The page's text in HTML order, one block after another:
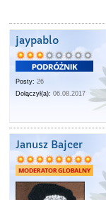
jaypablo
Posty: 26
Dołączył(a): 06.08.2017
Janusz Bajcer